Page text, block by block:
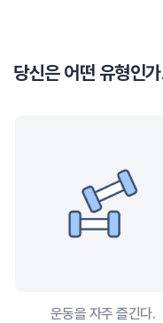
당신은 어떤 유형인
운동을 자주 즐긴다.